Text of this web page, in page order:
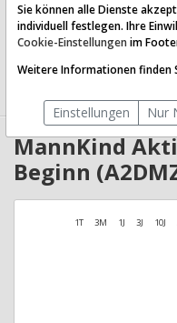
Website:
Sektor:
Healthcare /
1.25 Mrd. USD
Anzahl
321,540,640
MannKind
Beginn
1T 3M 1J 3J 10J
Sie können alle Dienste
individuell festlegen. Ihre
Cookie-Einstellungen im
Weitere Informationen finden
Einstellungen Nur